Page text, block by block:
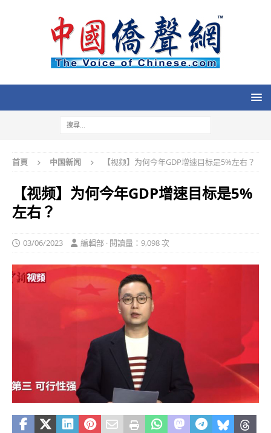
首頁 中国新闻 【视频】为何今年GDP增速目标是5%左右？
【视频】为何今年GDP增速目标是5%
左右？
03/06/2023 編輯部 · 閱讀量：9,098 次